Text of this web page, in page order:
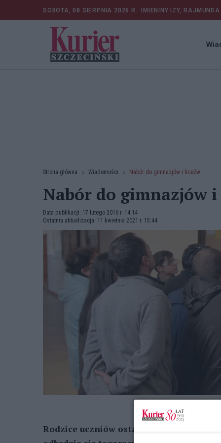
SOBOTA, 08 SIERPNIA 2026 R. IMIENINY IZY,
Strona główna Wiadomości Nabór do gimnazjów i liceów
Nabór do gimnazjów
Data publikacji: 17 lutego 2016 r. 14:14
Ostatnia aktualizacja: 11 kwietnia 2021 r. 15:44
Rodzice uczniów ostatnich klas szkół